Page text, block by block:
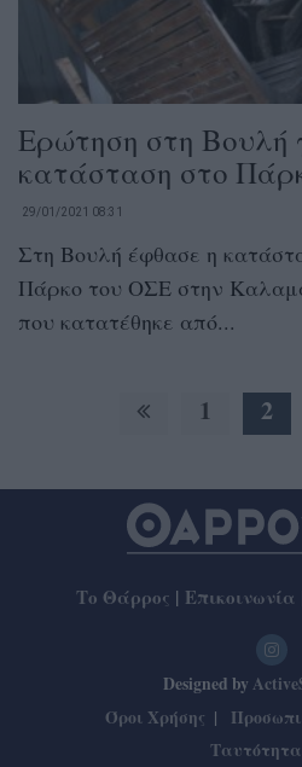
Ερώτηση στη Βουλή
κατάσταση στο
29/01/2021 08:31
Στη Βουλή έφθασε η
Πάρκο του ΟΣΕ στην
που κατατέθηκε από...
1 2
Το Θάρρος | Επικοινωνία
Designed by
Όροι Χρήσης
Ταυτότητα